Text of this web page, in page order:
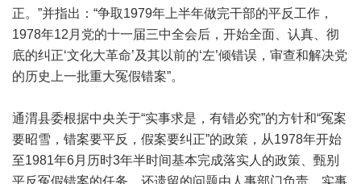
正。”并指出：“争取1979年上半年做完干部的平反工作，
1978年12月党的十一届三中全会后，开始全面、认真、彻
底的纠正‘文化大革命’及其以前的‘左’倾错误，审查和解决党
的历史上一批重大冤假错案”。
通渭县委根据中央关于“实事求是，有错必究”的方针和“冤案
要昭雪，错案要平反，假案要纠正”的政策，从1978年开始
至1981年6月历时3年半时间基本完成落实人的政策、甄别
平反冤假错案的任务。还遗留的问题由人事部门负责，实事